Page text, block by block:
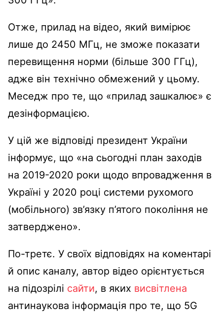
Отже, прилад на відео, який вимірює
лише до 2450 МГц, не зможе показати
перевищення норми (більше 300 ГГц),
адже він технічно обмежений у цьому.
Меседж про те, що «прилад зашкалює» є
дезінформацією.
У цій же відповіді президент України
інформує, що «на сьогодні план заходів
на 2019-2020 роки щодо впровадження в
Україні у 2020 році системи рухомого
(мобільного) зв’язку п’ятого покоління не
затверджено».
По-третє. У своїх відповідях на коментарі
й опис каналу, автор відео орієнтується
на підозрілі сайти, в яких висвітлена
антинаукова інформація про те, що 5G